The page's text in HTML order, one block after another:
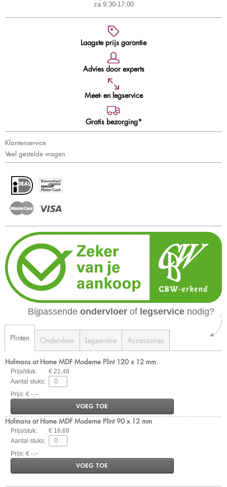
za 9:30-17:00
Laagste prijs garantie
Advies door experts
Meet- en legservice
Gratis bezorging*
Klantenservice
Veel gestelde vragen
Bijpassende ondervloer of legservice nodig?
Plinten Ondervloer Legservice Accessoires
Hofmans at Home MDF Moderne Plint 120 x 12 mm
Prijs/stuk:
€ 21,48
Aantal stuks:
Prijs: € -,--
VOEG TOE
Hofmans at Home MDF Moderne Plint 90 x 12 mm
Prijs/stuk:
€ 16,68
Aantal stuks:
Prijs: € -,--
VOEG TOE